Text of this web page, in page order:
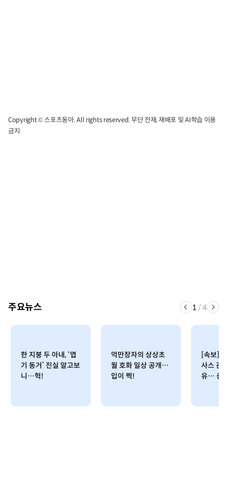
Copyright © 스포츠동아. All rights reserved. 무단 전재, 재배포 및 AI학습 이용
금지
주요뉴스 1 /4
한 지붕 두 아내, ‘엽
기 동거’ 진실 알고보
니…헉!
억만장자의 상상초
월 호화 일상 공개…
입이 쩍!
[속보]
사스 관
유… 충